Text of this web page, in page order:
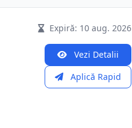
Expiră: 10 aug. 2026
Vezi Detalii
Aplică Rapid